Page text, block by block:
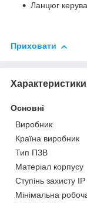
Ланцюг
Приховати
Характеристики
Основні
Виробник
Країна виробник
Тип ПЗВ
Матеріал корпусу
Ступінь захисту IP
Мінімальна